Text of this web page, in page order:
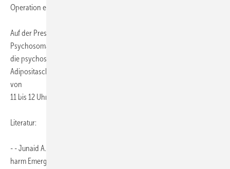
Operation ergeben, umzugehen.“
Auf der Pressekonferenz anlässlich des Deutschen Kongresses für
Psychosomatische Medizin und Psychotherapie werden Mediziner
die psychosozialen und psychosomatischen Aspekte der
Adipositaschirurgie erläutern. Die Pressekonferenz findet am 23. März
von
11 bis 12 Uhr statt.
Literatur:
- - Junaid A. Bhatti, Avery B. Nathens, Deva Thiruchelvam, et al. Self-
harm Emergencies After Bariatric Surgery A Population-Based Cohort